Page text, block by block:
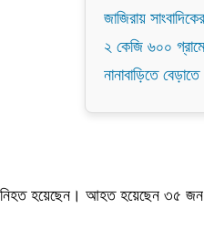
জাজিরায়
২ কেজি ৬০০
নানাবাড়িতে
নিহত হয়েছেন। আহত হয়েছেন